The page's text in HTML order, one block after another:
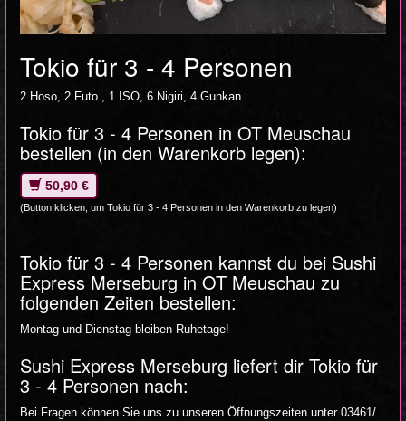
Tokio für 3 - 4 Personen
2 Hoso, 2 Futo , 1 ISO, 6 Nigiri, 4 Gunkan
Tokio für 3 - 4 Personen in OT Meuschau
bestellen (in den Warenkorb legen):
50,90 €
(Button klicken, um Tokio für 3 - 4 Personen in den Warenkorb zu legen)
Tokio für 3 - 4 Personen kannst du bei Sushi
Express Merseburg in OT Meuschau zu
folgenden Zeiten bestellen:
Montag und Dienstag bleiben Ruhetage!
Sushi Express Merseburg liefert dir Tokio für
3 - 4 Personen nach:
Bei Fragen können Sie uns zu unseren Öffnungszeiten unter 03461/